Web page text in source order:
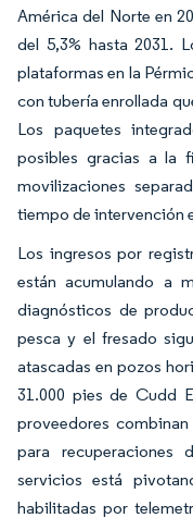
América del Norte en
del 5,3% hasta 2031.
plataformas en la
con tubería enrollada
Los paquetes
posibles gracias a la
movilizaciones
tiempo de intervención
Los ingresos por
están acumulando a
diagnósticos de
pesca y el fresado
atascadas en pozos
31.000 pies de Cudd
proveedores
para
servicios está
habilitadas por